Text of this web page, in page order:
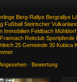
Berg-Rallye Bergrallye
Fußball Steirischer
Immobilien Feldbach Mühldorf
Frannach Reitclub Sportpferde
25 Gemeinde 30 Kubica
- Bewertung